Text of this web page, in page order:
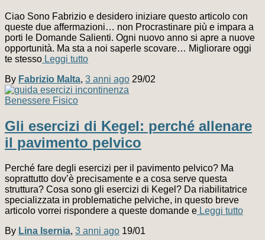
Ciao Sono Fabrizio e desidero iniziare questo articolo con
queste due affermazioni… non Procrastinare più e impara a
porti le Domande Salienti. Ogni nuovo anno si apre a nuove
opportunità. Ma sta a noi saperle scovare… Migliorare oggi
te stesso Leggi tutto
By Fabrizio Malta, 3 anni ago 29/02
Benessere Fisico
Gli esercizi di Kegel: perché allenare
il pavimento pelvico
Perché fare degli esercizi per il pavimento pelvico? Ma
soprattutto dov’è precisamente e a cosa serve questa
struttura? Cosa sono gli esercizi di Kegel? Da riabilitatrice
specializzata in problematiche pelviche, in questo breve
articolo vorrei rispondere a queste domande e Leggi tutto
By Lina Isernia, 3 anni ago 19/01